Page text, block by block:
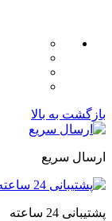
بازگشت به بالا
ارسال سریع
پشتیبانی 24 ساعته